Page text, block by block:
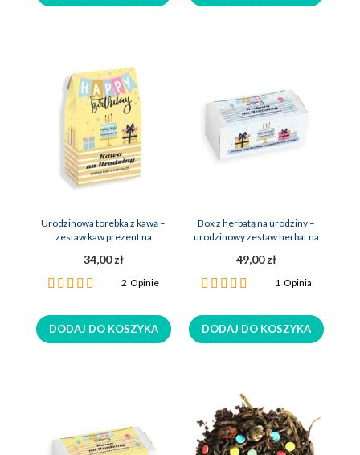
Urodzinowa torebka z kawą –
zestaw kaw prezent na
34,00 zł
Ocena:
2Opinie
DODAJ DO KOSZYKA
Box z herbatą na urodziny –
urodzinowy zestaw herbat na
49,00 zł
Ocena:
1Opinia
DODAJ DO KOSZYKA